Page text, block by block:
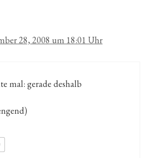
28, 2008 um 18:01 Uhr
mal: gerade deshalb